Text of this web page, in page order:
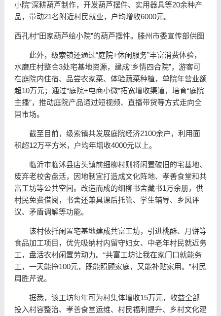
小院”深耕葫芦制作，开发葫芦摆件、实用器具等20余种产
品，带动21名附近村民就业，户均增收6000元。
西孔村“田家葫芦绘小院”的葫芦摆件。滕州市委宣传部供图
此外，级索镇还通过“庭院+休闲服务”丰富消费体验，
水磨庄村整合3处宅基地资源，建成“乡情四合院”，游客可
在庭院内住宿、品尝农家菜、体验蔬菜种植，单院年营业额
超10万元；通过“庭院+电商小微”拓宽增收渠道，培育“庭院
主播”，推动庭院产品通过短视频、直播带货等方式走向全
国市场。
截至目前，级索镇共发展庭院经济2100余户，利用面
积超12万平方米，户均年增收4000元以上。
临沂市临沭县店头镇前细柳村则将闲置破旧的宅基地、
废弃老校舍盘活，因地制宜打造成文化阵地、孝善食堂和共
富工坊等公共空间。改造而成的细柳书舍藏书1万余册，供
村民免费借阅，书舍还兼具课后托管、学生辅导、乡风评
议、矛盾调解等功能。
该村依托闲置宅基地建成共富工坊，引进桃酥、月饼等
食品加工项目，优先吸纳村内留守妇女、中老年村民就近务
工，盘活农村闲置劳动力。“共富工坊让我在家门口就能务
工，一天能挣100元，既能照顾家庭，又能补贴家用。”村民
周胜芹说。
据悉，该工坊每年可为村集体增收15万元，收益全部
投入村容整治、孝善食堂运维、村民福利提升、乡村文化建